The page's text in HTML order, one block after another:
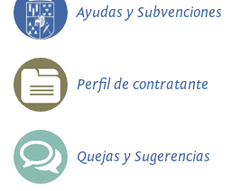
Ayudas y Subvenciones
Perfil de contratante
Quejas y Sugerencias